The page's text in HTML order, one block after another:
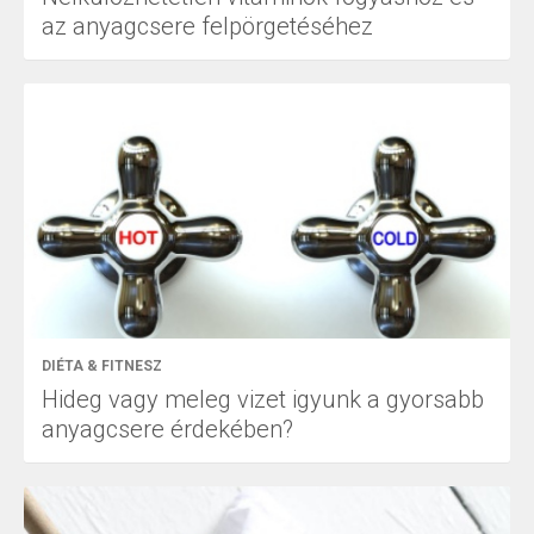
az anyagcsere felpörgetéséhez
DIÉTA & FITNESZ
Hideg vagy meleg vizet igyunk a gyorsabb
anyagcsere érdekében?